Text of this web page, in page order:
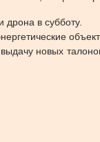
в субботу.
новых